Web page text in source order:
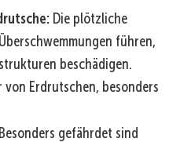
Die plötzliche
führen,
beschädigen.
Erdrutschen, besonders
gefährdet sind